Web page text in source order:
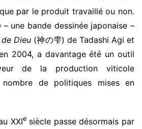
par le produit travaillé ou non.
– une bande dessinée japonaise –
Dieu (神の雫) de Tadashi Agi et
2004, a davantage été un outil
de la production viticole
de politiques mises en
XXIe siècle passe désormais par